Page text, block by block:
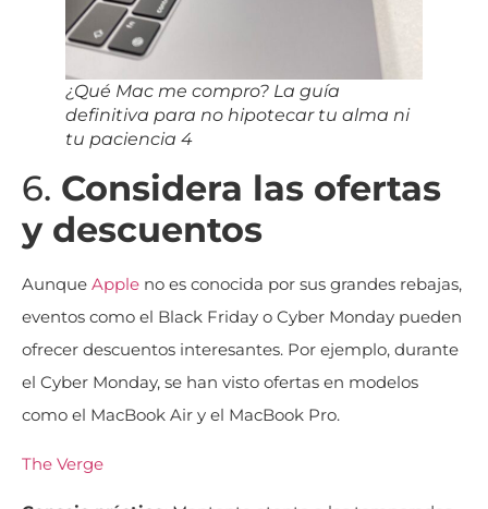
¿Qué Mac me compro? La guía
definitiva para no hipotecar tu alma ni
tu paciencia 4
6. Considera las ofertas
y descuentos
Aunque Apple no es conocida por sus grandes rebajas,
eventos como el Black Friday o Cyber Monday pueden
ofrecer descuentos interesantes. Por ejemplo, durante
el Cyber Monday, se han visto ofertas en modelos
como el MacBook Air y el MacBook Pro.
The Verge